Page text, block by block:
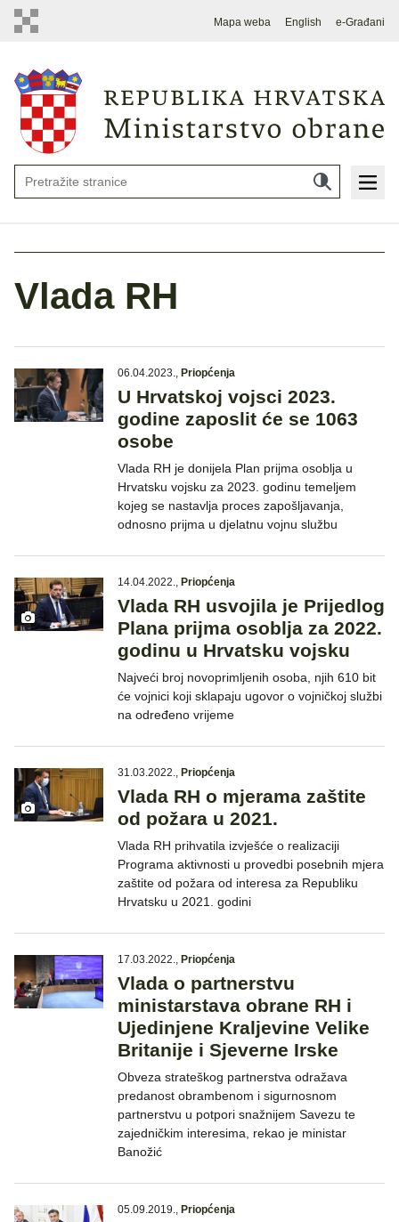
Mapa weba English e-Građani
Vlada RH
06.04.2023., Priopćenja
U Hrvatskoj vojsci 2023.
godine zaposlit će se 1063
osobe
Vlada RH je donijela Plan prijma osoblja u
Hrvatsku vojsku za 2023. godinu temeljem
kojeg se nastavlja proces zapošljavanja,
odnosno prijma u djelatnu vojnu službu
14.04.2022., Priopćenja
Vlada RH usvojila je Prijedlog
Plana prijma osoblja za 2022.
godinu u Hrvatsku vojsku
Najveći broj novoprimljenih osoba, njih 610 bit
će vojnici koji sklapaju ugovor o vojničkoj službi
na određeno vrijeme
31.03.2022., Priopćenja
Vlada RH o mjerama zaštite
od požara u 2021.
Vlada RH prihvatila izvješće o realizaciji
Programa aktivnosti u provedbi posebnih mjera
zaštite od požara od interesa za Republiku
Hrvatsku u 2021. godini
17.03.2022., Priopćenja
Vlada o partnerstvu
ministarstava obrane RH i
Ujedinjene Kraljevine Velike
Britanije i Sjeverne Irske
Obveza strateškog partnerstva odražava
predanost obrambenom i sigurnosnom
partnerstvu u potpori snažnijem Savezu te
zajedničkim interesima, rekao je ministar
Banožić
05.09.2019., Priopćenja